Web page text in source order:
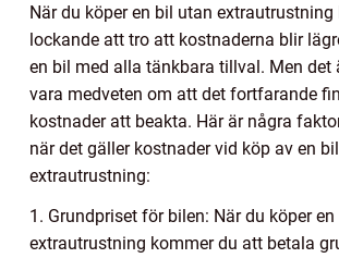
När du köper en bil utan extrautrustning
lockande att tro att kostnaderna blir
en bil med alla tänkbara tillval. Men det
vara medveten om att det fortfarande
kostnader att beakta. Här är några
när det gäller kostnader vid köp av en
extrautrustning:
1. Grundpriset för bilen: När du köper
extrautrustning kommer du att betala